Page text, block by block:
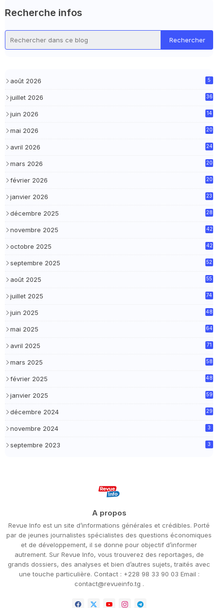
Recherche infos
août 2026 5
juillet 2026 36
juin 2026 14
mai 2026 20
avril 2026 24
mars 2026 20
février 2026 20
janvier 2026 23
décembre 2025 28
novembre 2025 42
octobre 2025 42
septembre 2025 52
août 2025 55
juillet 2025 74
juin 2025 48
mai 2025 64
avril 2025 71
mars 2025 58
février 2025 48
janvier 2025 59
décembre 2024 29
novembre 2024 3
septembre 2023 3
A propos
Revue Info est un site d’informations générales et crédibles. Porté
par de jeunes journalistes spécialistes des questions économiques
et de développement, il se donne pour objectif d’informer
autrement. Sur Revue Info, vous trouverez des reportages, de
grands dossiers, des analyses et bien d’autres sujets, traités avec
une touche particulière. Contact : +228 98 33 90 03 Email :
contact@revueinfo.tg .